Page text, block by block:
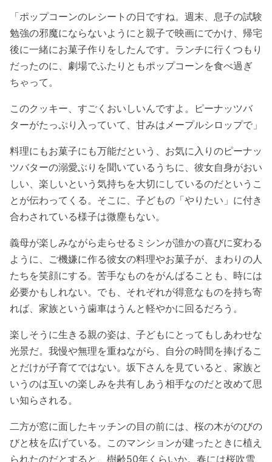
「ポップコーンのレシートの日ですね。週末、息子の試験
勉強の邪魔にならないようにと親子で映画にでかけ、帰宅
後に一緒にお菓子作りをしたんです。ランチに行くつもり
だったのに、劇場でふたりともポップコーンを食べ過ぎ
ちゃって。
このクッキー、すごくおいしいんですよ。ピーナッツバ
ターがたっぷり入っていて、甘みはメープルシロップで」
料理にもお菓子にも万能だという、お気に入りのピーナッ
ツバターの溺愛ぶりを聞いているうちに、彼女自身がおい
しい、楽しいという気持ちを大切にしているのだというこ
とが伝わってくる。そこに、子どもの「やりたい」に付き
合わされている様子は微塵もない。
義母が楽しみながら走らせるミシンが誰かの喜びに変わる
ように、ご機嫌に作る彼女の料理やお菓子が、まわりの人
たちを笑顔にする。苦手なものをがんばることも、時には
必要かもしれない。でも、それぞれが得意なものを持ち寄
れば、家族という歯車はうんと軽やかに回るだろう。
楽しそうに生きる親の姿は、子どもにとってもしあわせな
光景だ。我慢や無理を重ねながら、自分の時間を捧げるこ
とだけが子育てではない。坂下さんを見ていると、家族と
いうのは互いの楽しみを共有しあう相手なのだと改めて思
い知らされる。
二方が窓に面したキッチンの目の前には、桜の木がのびの
びと枝を広げている。このマンションが建ったときに植え
られたのだとすると、樹齢50年くらいか。春には桜吹雪